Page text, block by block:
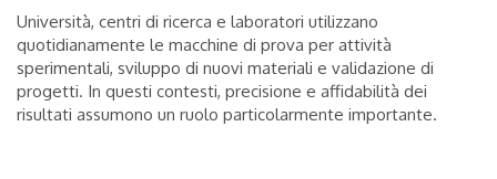
Università, centri di ricerca e laboratori utilizzano
quotidianamente le macchine di prova per attività
sperimentali, sviluppo di nuovi materiali e validazione di
progetti. In questi contesti, precisione e affidabilità dei
risultati assumono un ruolo particolarmente importante.